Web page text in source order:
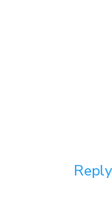
Reply